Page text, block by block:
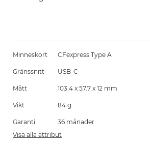
Minneskort CFexpress Type A
Gränssnitt USB-C
Mått 103.4 x 57.7 x 12 mm
Vikt 84 g
Garanti
36 månader
Visa alla attribut